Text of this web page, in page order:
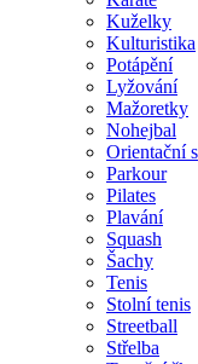
Kuželky
Kulturistika
Potápění
Lyžování
Mažoretky
Nohejbal
Orientační
Parkour
Pilates
Plavání
Squash
Šachy
Tenis
Stolní tenis
Streetball
Střelba